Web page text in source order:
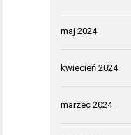
maj 2024
kwiecień 2024
marzec 2024